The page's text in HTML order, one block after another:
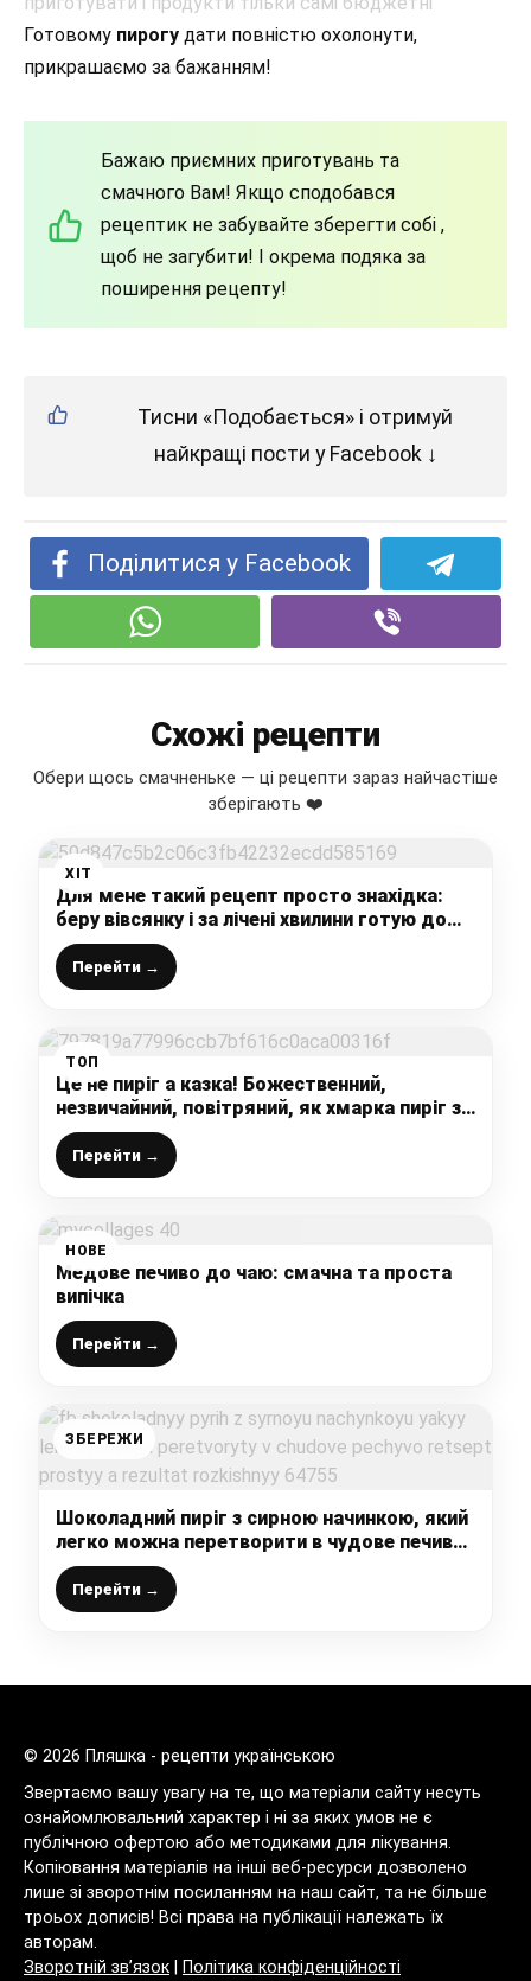
Готовому пирогу дати повністю охолонути,
прикрашаємо за бажанням!
Бажаю приємних приготувань та
смачного Вам! Якщо сподобався
рецептик не забувайте зберегти собі ,
щоб не загубити! І окрема подяка за
поширення рецепту!
Тисни «Подобається» і отримуй
найкращі пости у Facebook ↓
Поділитися у Facebook
Схожі рецепти
Обери щось смачненьке — ці рецепти зараз найчастіше
зберігають ❤️
ХІТ
Для мене такий рецепт просто знахідка:
беру вівсянку і за лічені хвилини готую до
чаю вівсяне печиво «Хвилинка»
Перейти →
ТОП
Це не пиріг а казка! Божественний,
незвичайний, повітряний, як хмарка пиріг зі
згущеним молоком – шикарний рецепт,
який вам точно сподобається
Перейти →
НОВЕ
Медове печиво до чаю: смачна та проста
випічка
Перейти →
ЗБЕРЕЖИ
Шоколадний пиріг з сирною начинкою, який
легко можна перетворити в чудове печиво:
рецепт простий, а результат розкішний
Перейти →
© 2026 Пляшка - рецепти українською
Звертаємо вашу увагу на те, що матеріали сайту несуть
ознайомлювальний характер і ні за яких умов не є
публічною офертою або методиками для лікування.
Копіювання матеріалів на інші веб-ресурси дозволено
лише зі зворотнім посиланням на наш сайт, та не більше
троьох дописів! Всі права на публікації належать їх
авторам.
Зворотній зв’язок
Політика конфіденційності